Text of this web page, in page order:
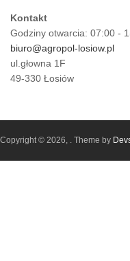
Kontakt
Godziny otwarcia: 07:00 -
biuro@agropol-losiow.pl
ul.głowna 1F
49-330 Łosiów
Copyright © 2026, . Theme by